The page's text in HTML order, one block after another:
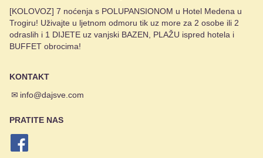
[KOLOVOZ] 7 noćenja s POLUPANSIONOM u Hotel Medena u
Trogiru! Uživajte u ljetnom odmoru tik uz more za 2 osobe ili 2
odraslih i 1 DIJETE uz vanjski BAZEN, PLAŽU ispred hotela i
BUFFET obrocima!
KONTAKT
✉ info@dajsve.com
PRATITE NAS